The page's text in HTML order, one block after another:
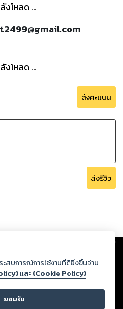
งโหลด ...
งโหลด ...
ส่งคะแนน
ส่งรีวิว
เว็บไซต์และปรากฏว่าละเมิดสิทธิใน
ขัดต่อกฎหมายและศีลธรรม ดังนั้น ผู้อ่าน
นกรองด้วยตนเอง และหากท่านพบว่าส่วน
กรุณาแจ้งมายังบริษัท เพื่อทีมงานจะได้
อกขอสงวนลิขสิทธิ์ตามพระราชบัญญัติ
ะสบการณ์การใช้งานที่ดียิ่งขึ้นอ่าน
และ (Cookie Policy)
ยอมรับ